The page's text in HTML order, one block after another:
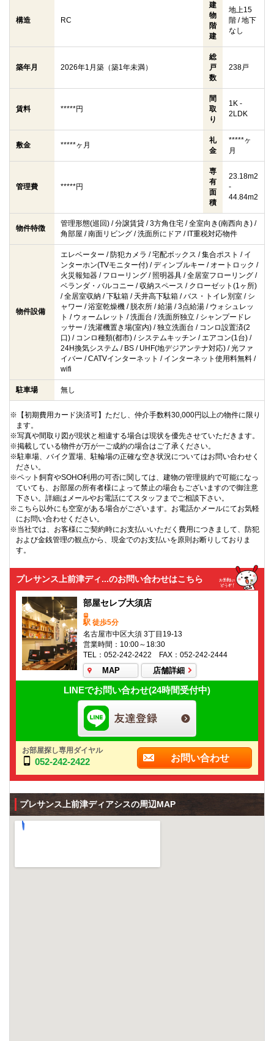
構造 RC
建
物
階
建
地上15
階 / 地下
なし
築年月 2026年1月築（築1年未満）
総
戸
数
238戸
賃料 *****円
間
取
り
1K -
2LDK
敷金 *****ヶ月
礼
金
*****ヶ
月
管理費 *****円
専
有
面
積
23.18m2
-
44.84m2
物件特徴
管理形態(巡回) / 分譲賃貸 / 3方角住宅 / 全室向き(南西向き) /
角部屋 / 南面リビング / 洗面所にドア / IT重税対応物件
物件設備
エレベーター / 防犯カメラ / 宅配ボックス / 集合ポスト / イ
ンターホン(TVモニター付) / ディンブルキー / オートロック /
火災報知器 / フローリング / 照明器具 / 全居室フローリング /
ベランダ・バルコニー / 収納スペース / クローゼット(1ヶ所)
/ 全居室収納 / 下駄箱 / 天井高下駄箱 / バス・トイレ別室 / シ
ャワー / 浴室乾燥機 / 脱衣所 / 給湯 / 3点給湯 / ウォシュレッ
ト / ウォームレット / 洗面台 / 洗面所独立 / シャンプードレ
ッサー / 洗濯機置き場(室内) / 独立洗面台 / コンロ設置済(2
口) / コンロ種類(都市) / システムキッチン / エアコン(1台) /
24H換気システム / BS / UHF(地デジアンテナ対応) / 光ファ
イバー / CATVインターネット / インターネット使用料無料 /
wifi
駐車場 無し
※【初期費用カード決済可】ただし、仲介手数料30,000円以上の物件に限り
ます。
※写真や間取り図が現状と相違する場合は現状を優先させていただきます。
※掲載している物件が万が一ご成約の場合はご了承ください。
※駐車場、バイク置場、駐輪場の正確な空き状況についてはお問い合わせく
ださい。
※ペット飼育やSOHO利用の可否に関しては、建物の管理規約で可能になっ
ていても、お部屋の所有者様によって禁止の場合もございますので御注意
下さい。詳細はメールやお電話にてスタッフまでご相談下さい。
※こちら以外にも空室がある場合がございます。お電話かメールにてお気軽
にお問い合わせください。
※当社では、お客様にご契約時にお支払いいただく費用につきまして、防犯
および金銭管理の観点から、現金でのお支払いを原則お断りしておりま
す。
プレサンス上前津ディ...のお問い合わせはこちら
部屋セレブ大須店
駅 徒歩5分
名古屋市中区大須 3丁目19-13
営業時間：10:00～18:30
TEL：052-242-2422 FAX：052-242-2444
MAP 店舗詳細
LINEでお問い合わせ(24時間受付中)
お部屋探し専用ダイヤル
052-242-2422 お問い合わせ
プレサンス上前津ディアシスの周辺MAP